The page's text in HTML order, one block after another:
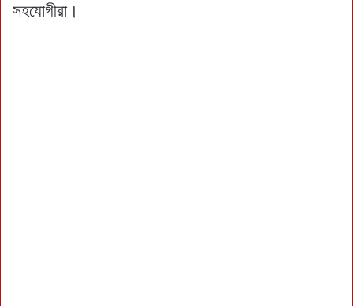
সহযোগীরা।